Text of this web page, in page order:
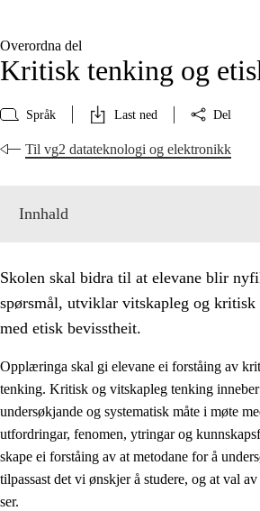
Overordna del
Kritisk tenking og
Språk Last ned Del
Til vg2 datateknologi og elektronikk
Innhald
1. Verdigrunnlaget i opplæringa
Skolen skal bidra til at elevane blir
spørsmål, utviklar vitskapleg og kritisk
med etisk bevisstheit.
Opplæringa skal gi elevane ei forståing av
tenking. Kritisk og vitskapleg tenking
undersøkjande og systematisk måte i møte
utfordringar, fenomen, ytringar og
skape ei forståing av at metodane for å
tilpassast det vi ønskjer å studere, og at val
ser.